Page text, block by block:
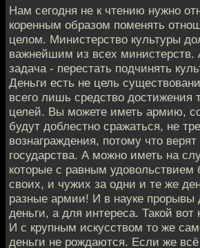
Нам сегодня не к чтению нужно
коренным образом поменять
целом. Министерство культуры
важнейшим из всех министерств.
задача - перестать подчинять
Деньги есть не цель
всего лишь средство достижения
целей. Вы можете иметь армию,
будут доблестно сражаться, не
вознаграждения, потому что
государства. А можно иметь на
которые с равным удовольствием
своих, и чужих за одни и те же
разные армии! И в науке прорывы
деньги, а для интереса. Такой
И с крупным искусством то же
деньги не рождаются. Если же